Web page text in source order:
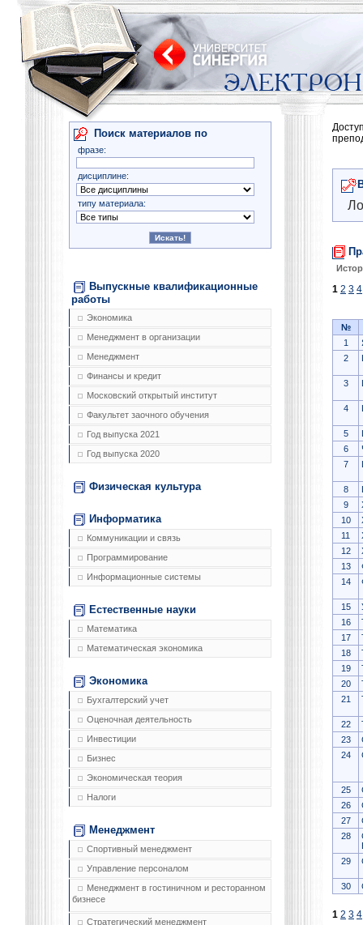
Поиск материалов по
фразе:
дисциплине:
типу материала:
Выпускные квалификационные
работы
Экономика
Менеджмент в организации
Менеджмент
Финансы и кредит
Московский открытый институт
Факультет заочного обучения
Год выпуска 2021
Год выпуска 2020
Физическая культура
Информатика
Коммуникации и связь
Программирование
Информационные системы
Естественные науки
Математика
Математическая экономика
Экономика
Бухгалтерский учет
Оценочная деятельность
Инвестиции
Бизнес
Экономическая теория
Налоги
Менеджмент
Спортивный менеджмент
Управление персоналом
Менеджмент в гостиничном и ресторанном
бизнесе
Стратегический менеджмент
1 2 3 4
№
1
2
3
4
5
6
7
8
9
10
11
12
13
14
15
16
17
18
19
20
21
22
23
24
25
26
27
28
29
30
1 2 3 4